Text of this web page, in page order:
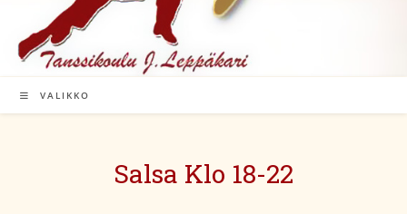
VALIKKO
Salsa Klo 18-22